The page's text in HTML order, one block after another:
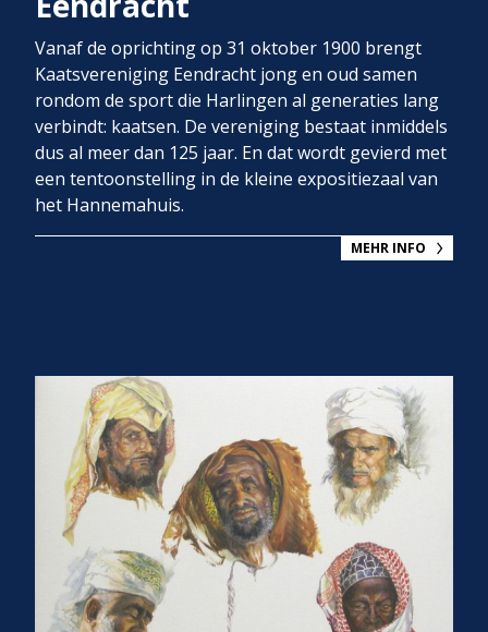
Vanaf de oprichting op 31 oktober 1900 brengt
Kaatsvereniging Eendracht jong en oud samen
rondom de sport die Harlingen al generaties lang
verbindt: kaatsen. De vereniging bestaat inmiddels
dus al meer dan 125 jaar. En dat wordt gevierd met
een tentoonstelling in de kleine expositiezaal van
het Hannemahuis.
MEHR INFO